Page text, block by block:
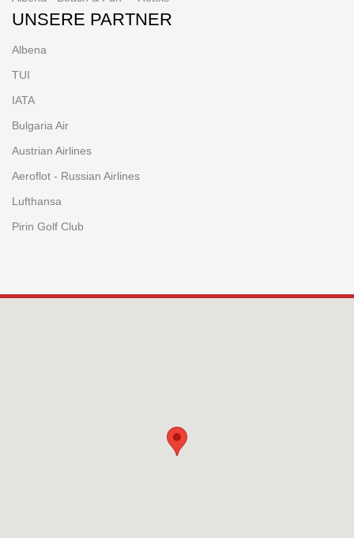
UNSERE PARTNER
Albena
TUI
IATA
Bulgaria Air
Austrian Airlines
Aeroflot - Russian Airlines
Lufthansa
Pirin Golf Club